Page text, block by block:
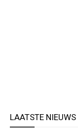
LAATSTE NIEUWS